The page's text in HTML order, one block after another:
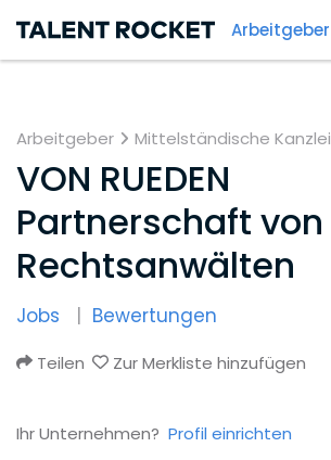
Arbeitgeber
Arbeitgeber Mittelständische Kanzlei
VON RUEDEN
Partnerschaft von
Rechtsanwälten
Jobs Bewertungen
Teilen Zur Merkliste hinzufügen
Ihr Unternehmen? Profil einrichten